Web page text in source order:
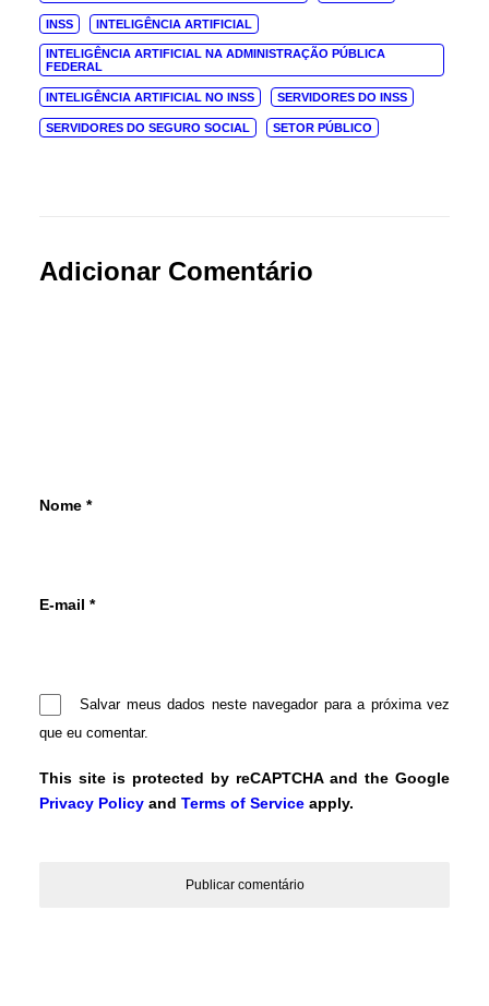
INSS INTELIGÊNCIA ARTIFICIAL
INTELIGÊNCIA ARTIFICIAL NA ADMINISTRAÇÃO PÚBLICA
FEDERAL
INTELIGÊNCIA ARTIFICIAL NO INSS SERVIDORES DO INSS
SERVIDORES DO SEGURO SOCIAL SETOR PÚBLICO
Adicionar Comentário
Nome *
E-mail *
Salvar meus dados neste navegador para a próxima vez
que eu comentar.
This site is protected by reCAPTCHA and the Google
Privacy Policy and Terms of Service apply.